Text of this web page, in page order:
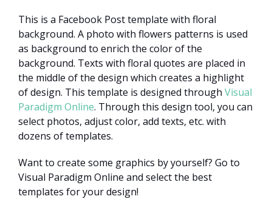
This is a Facebook Post template with floral
background. A photo with flowers patterns is used
as background to enrich the color of the
background. Texts with floral quotes are placed in
the middle of the design which creates a highlight
of design. This template is designed through Visual
Paradigm Online. Through this design tool, you can
select photos, adjust color, add texts, etc. with
dozens of templates.
Want to create some graphics by yourself? Go to
Visual Paradigm Online and select the best
templates for your design!